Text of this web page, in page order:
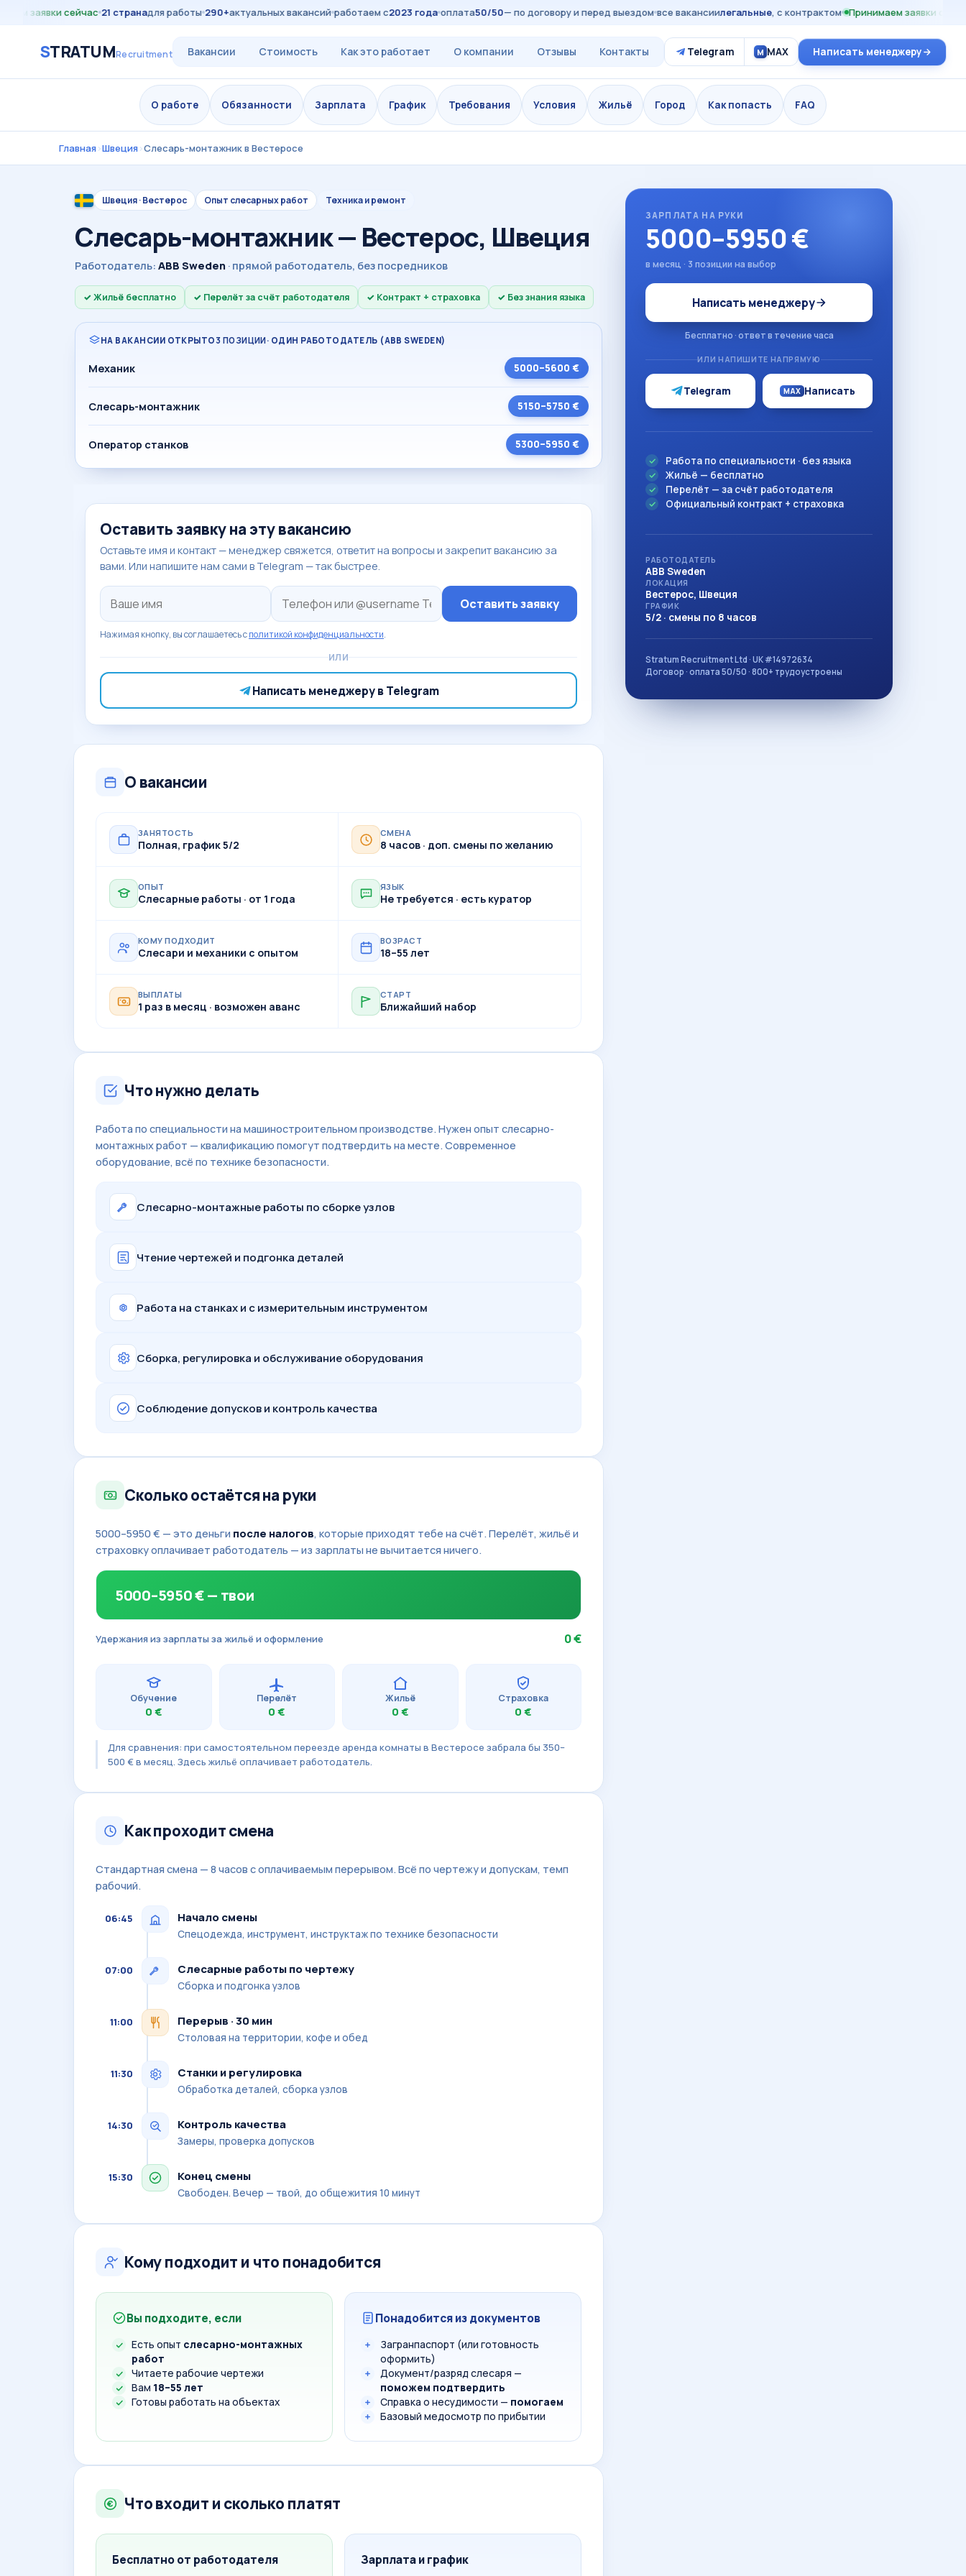
заявки сейчас 21 странадля работы 290+актуальных вакансий работаем с2023 года оплата50/50— по договору и перед выездом все вакансиилегальные, с контрактом Принимаем заявки сейчас
STRATUMRecruitment Вакансии Стоимость Как это работает О компании Отзывы Контакты Telegram M MAX Написать менеджеру
О работе Обязанности Зарплата График Требования Условия Жильё Город Как попасть FAQ
Главная›Швеция›Слесарь-монтажник в Вестеросе
Швеция · Вестерос Опыт слесарных работ Техника и ремонт
Слесарь-монтажник — Вестерос, Швеция
Работодатель: ABB Sweden · прямой работодатель, без посредников
Жильё бесплатно Перелёт за счёт работодателя Контракт + страховка Без знания языка
НА ВАКАНСИИ ОТКРЫТО 3 ПОЗИЦИИ· ОДИН РАБОТОДАТЕЛЬ (ABB SWEDEN)
Механик 5000–5600 €
Слесарь-монтажник 5150–5750 €
Оператор станков 5300–5950 €
Оставить заявку на эту вакансию
Оставьте имя и контакт — менеджер свяжется, ответит на вопросы и закрепит вакансию за
вами. Или напишите нам сами в Telegram — так быстрее.
Оставить заявку
Нажимая кнопку, вы соглашаетесь сполитикой конфиденциальности.
ИЛИ
Написать менеджеру в Telegram
О вакансии
ЗАНЯТОСТЬ
Полная, график 5/2
СМЕНА
8 часов · доп. смены по желанию
ОПЫТ
Слесарные работы · от 1 года
ЯЗЫК
Не требуется · есть куратор
КОМУ ПОДХОДИТ
Слесари и механики с опытом
ВОЗРАСТ
18–55 лет
ВЫПЛАТЫ
1 раз в месяц · возможен аванс
СТАРТ
Ближайший набор
Что нужно делать
Работа по специальности на машиностроительном производстве. Нужен опыт слесарно-
монтажных работ — квалификацию помогут подтвердить на месте. Современное
оборудование, всё по технике безопасности.
Слесарно-монтажные работы по сборке узлов
Чтение чертежей и подгонка деталей
Работа на станках и с измерительным инструментом
Сборка, регулировка и обслуживание оборудования
Соблюдение допусков и контроль качества
Сколько остаётся на руки
5000–5950 € — это деньги после налогов, которые приходят тебе на счёт. Перелёт, жильё и
страховку оплачивает работодатель — из зарплаты не вычитается ничего.
5000–5950 € — твои
Удержания из зарплаты за жильё и оформление 0 €
Обучение
0 €
Перелёт
0 €
Жильё
0 €
Страховка
0 €
Для сравнения: при самостоятельном переезде аренда комнаты в Вестеросе забрала бы 350–
500 € в месяц. Здесь жильё оплачивает работодатель.
Как проходит смена
Стандартная смена — 8 часов с оплачиваемым перерывом. Всё по чертежу и допускам, темп
рабочий.
06:45 Начало смены
Спецодежда, инструмент, инструктаж по технике безопасности
07:00 Слесарные работы по чертежу
Сборка и подгонка узлов
11:00 Перерыв · 30 мин
Столовая на территории, кофе и обед
11:30 Станки и регулировка
Обработка деталей, сборка узлов
14:30 Контроль качества
Замеры, проверка допусков
15:30 Конец смены
Свободен. Вечер — твой, до общежития 10 минут
Кому подходит и что понадобится
Вы подходите, если
Есть опыт слесарно-монтажных
работ
Читаете рабочие чертежи
Вам 18–55 лет
Готовы работать на объектах
Понадобится из документов
Загранпаспорт (или готовность
оформить)
Документ/разряд слесаря —
поможем подтвердить
Справка о несудимости — помогаем
Базовый медосмотр по прибытии
Что входит и сколько платят
Бесплатно от работодателя Зарплата и график
ЗАРПЛАТА НА РУКИ
5000–5950 €
в месяц · 3 позиции на выбор
Написать менеджеру
Бесплатно · ответ в течение часа
ИЛИ НАПИШИТЕ НАПРЯМУЮ
Telegram MAX Написать
Работа по специальности · без языка
Жильё — бесплатно
Перелёт — за счёт работодателя
Официальный контракт + страховка
РАБОТОДАТЕЛЬ
ABB Sweden
ЛОКАЦИЯ
Вестерос, Швеция
ГРАФИК
5/2 · смены по 8 часов
Stratum Recruitment Ltd · UK #14972634
Договор · оплата 50/50 · 800+ трудоустроены